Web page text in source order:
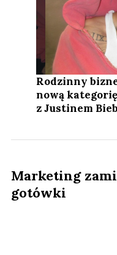
Rodzinny
nową
z Justinem
Marketing
gotówki